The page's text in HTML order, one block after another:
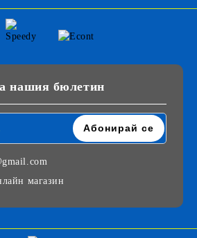
нашия бюлетин
магазин